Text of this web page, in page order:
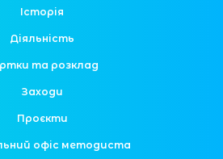
Історія
Діяльність
та розклад
Заходи
Проєкти
офіс методиста